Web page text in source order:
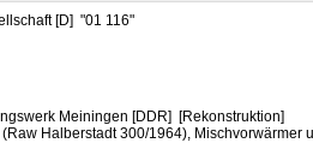
[D] "01 116"
Meiningen [DDR] [Rekonstruktion]
Halberstadt 300/1964), Mischvorwärmer